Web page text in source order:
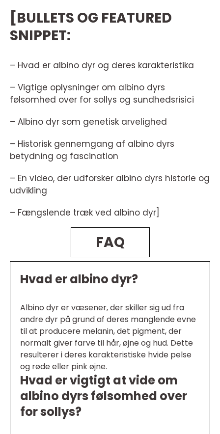
[BULLETS OG FEATURED
SNIPPET:
– Hvad er albino dyr og deres karakteristika
– Vigtige oplysninger om albino dyrs
følsomhed over for sollys og sundhedsrisici
– Albino dyr som genetisk arvelighed
– Historisk gennemgang af albino dyrs
betydning og fascination
– En video, der udforsker albino dyrs historie og
udvikling
– Fængslende træk ved albino dyr]
FAQ
Hvad er albino dyr?
Albino dyr er væsener, der skiller sig ud fra
andre dyr på grund af deres manglende evne
til at producere melanin, det pigment, der
normalt giver farve til hår, øjne og hud. Dette
resulterer i deres karakteristiske hvide pelse
og røde eller pink øjne.
Hvad er vigtigt at vide om
albino dyrs følsomhed over
for sollys?